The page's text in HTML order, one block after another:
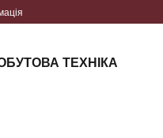
ТЕХНІКА